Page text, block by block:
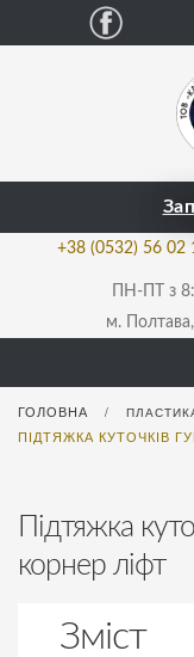
Facebook
м. Полтава,
ПН-ПТ з
+38 (0532) 56 02
ГОЛОВНА /
ПІДТЯЖКА КУТОЧКІВ
Підтяжка
корнер ліфт
Зміст